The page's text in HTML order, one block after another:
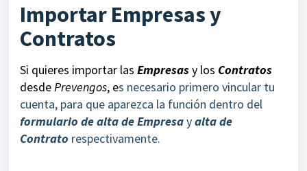
Importar Empresas y
Contratos
Si quieres importar las Empresasy los Contratos
desdePrevengos, es necesario primero vincular tu
cuenta, para que aparezca la función dentro del
formulario de alta de Empresayalta de
Contrato respectivamente.